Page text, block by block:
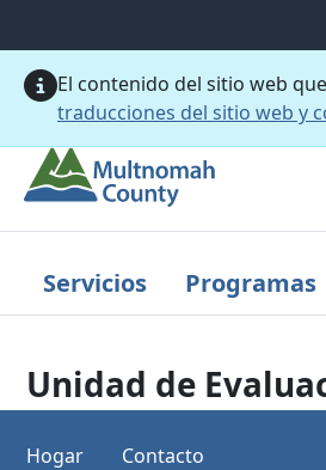
El contenido del sitio web
traducciones del sitio web y
Servicios Programas
Unidad de
Hogar Contacto